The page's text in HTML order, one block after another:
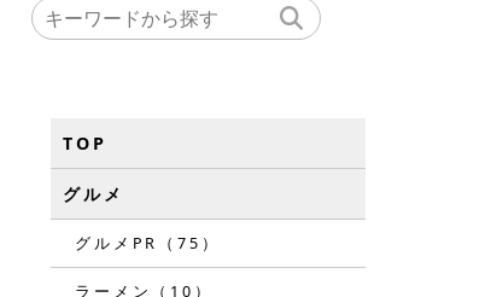
TOP
グルメ
グルメPR（75）
ラーメン（10）